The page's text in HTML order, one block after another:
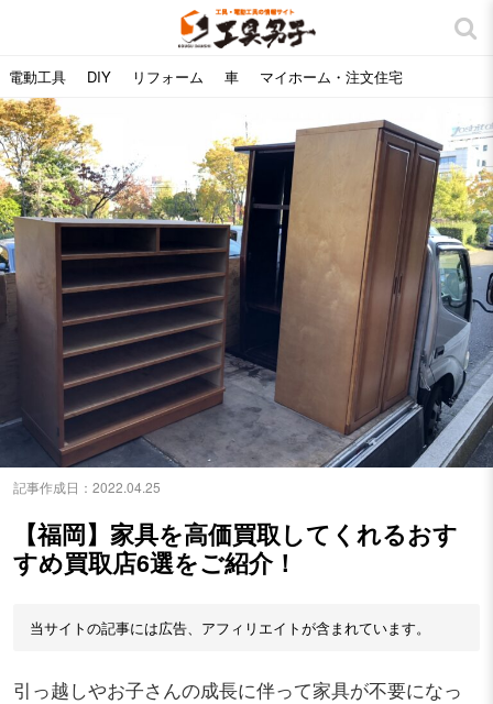
電動工具 DIY リフォーム 車 マイホーム・注文住宅
記事作成日： 2022.04.25
【福岡】家具を高価買取してくれるおす
すめ買取店6選をご紹介！
当サイトの記事には広告、アフィリエイトが含まれています。
引っ越しやお子さんの成長に伴って家具が不要になっ